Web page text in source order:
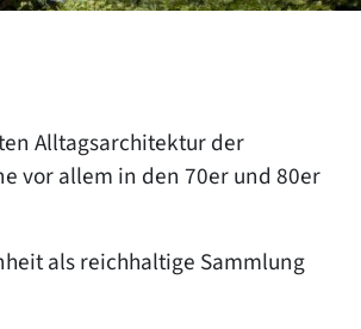
Alltagsarchitektur der
vor allem in den 70er und 80er
als reichhaltige Sammlung